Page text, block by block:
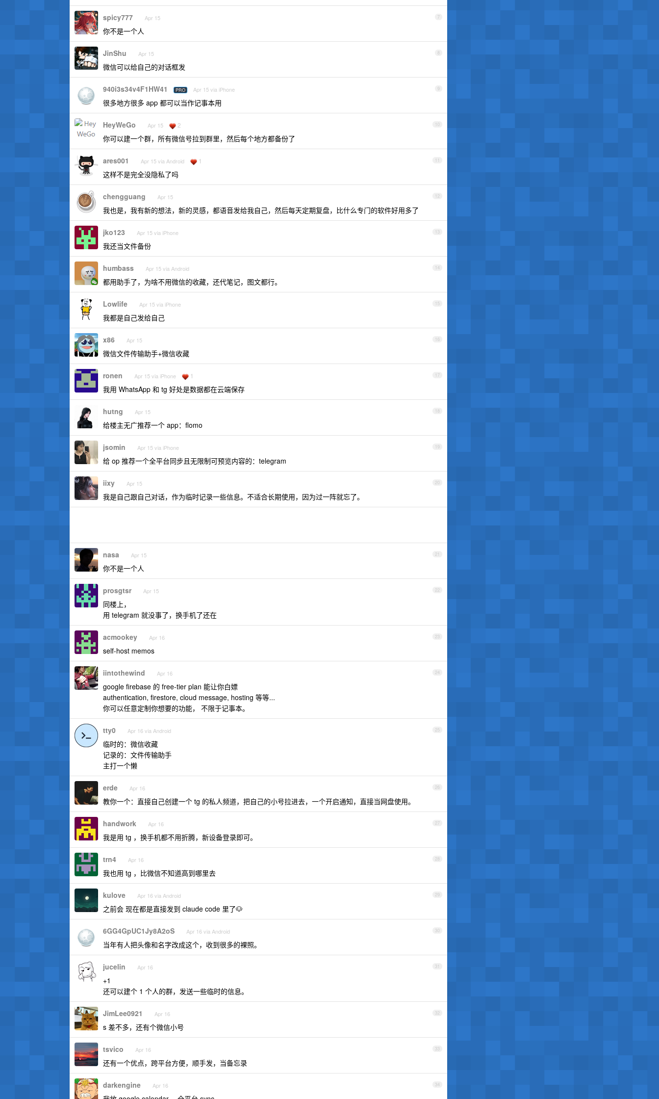
7
spicy777 Apr 15
你不是一个人
8
JinShu Apr 15
微信可以给自己的对话框发
9
940i3s34v4F1HW41 PRO Apr 15 via iPhone
很多地方很多 app 都可以当作记事本用
10
HeyWeGo Apr 15 2
你可以建一个群，所有微信号拉到群里，然后每个地方都备份了
11
ares001 Apr 15 via Android 1
这样不是完全没隐私了吗
12
chengguang Apr 15
我也是，我有新的想法，新的灵感，都语音发给我自己，然后每天定期复盘，比什么专门的软件好用多了
13
jko123 Apr 15 via iPhone
我还当文件备份
14
humbass Apr 15 via Android
都用助手了，为啥不用微信的收藏，还代笔记，图文都行。
15
Lowlife Apr 15 via iPhone
我都是自己发给自己
16
x86 Apr 15
微信文件传输助手+微信收藏
17
ronen Apr 15 via iPhone 1
我用 WhatsApp 和 tg 好处是数据都在云端保存
18
hutng Apr 15
给楼主无广推荐一个 app：flomo
19
jsomin Apr 15 via iPhone
给 op 推荐一个全平台同步且无限制可预览内容的：telegram
20
iixy Apr 15
我是自己跟自己对话，作为临时记录一些信息。不适合长期使用，因为过一阵就忘了。
21
nasa Apr 15
你不是一个人
22
prosgtsr Apr 15
同楼上，
用 telegram 就没事了，换手机了还在
23
acmookey Apr 16
self-host memos
24
iintothewind Apr 16
google firebase 的 free-tier plan 能让你白嫖
authentication, firestore, cloud message, hosting 等等...
你可以任意定制你想要的功能， 不限于记事本。
25
tty0 Apr 16 via Android
临时的：微信收藏
记录的：文件传输助手
主打一个懒
26
erde Apr 16
教你一个：直接自己创建一个 tg 的私人频道，把自己的小号拉进去，一个开启通知，直接当网盘使用。
27
handwork Apr 16
我是用 tg ，换手机都不用折腾，新设备登录即可。
28
trn4 Apr 16
我也用 tg ，比微信不知道高到哪里去
29
kulove Apr 16 via Android
之前会 现在都是直接发到 claude code 里了🐶
30
6GG4GpUC1Jy8A2oS Apr 16 via Android
当年有人把头像和名字改成这个，收到很多的裸照。
31
jucelin Apr 16
+1
还可以建个 1 个人的群，发送一些临时的信息。
32
JimLee0921 Apr 16
s 差不多，还有个微信小号
33
tsvico Apr 16
还有一个优点，跨平台方便，顺手发，当备忘录
34
darkengine Apr 16